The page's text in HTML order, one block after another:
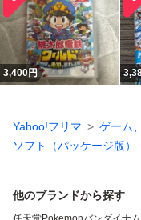
3,400円
Yahoo!フリマ ゲーム
ソフト（パッケージ版）
他のブランドから探す